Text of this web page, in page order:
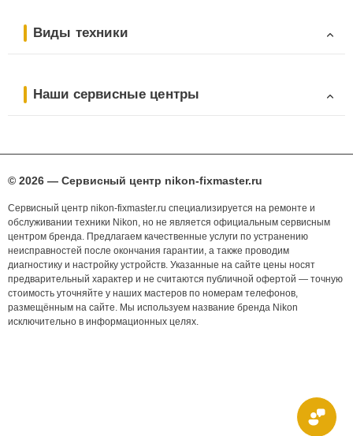
Виды техники
Наши сервисные центры
© 2026 — Сервисный центр nikon-fixmaster.ru
Сервисный центр nikon-fixmaster.ru специализируется на ремонте и
обслуживании техники Nikon, но не является официальным сервисным
центром бренда. Предлагаем качественные услуги по устранению
неисправностей после окончания гарантии, а также проводим
диагностику и настройку устройств. Указанные на сайте цены носят
предварительный характер и не считаются публичной офертой — точную
стоимость уточняйте у наших мастеров по номерам телефонов,
размещённым на сайте. Мы используем название бренда Nikon
исключительно в информационных целях.